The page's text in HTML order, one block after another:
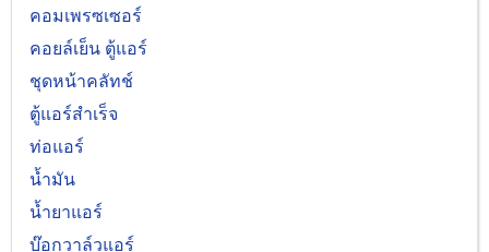
คอมเพรซเซอร์
คอยล์เย็น ตู้แอร์
ชุดหน้าคลัทช์
ตู้แอร์สำเร็จ
ท่อแอร์
น้ำมัน
น้ำยาแอร์
บ๊อกวาล์วแอร์